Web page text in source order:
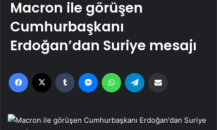
Macron ile görüşen
Cumhurbaşkanı
Erdoğan’dan Suriye mesajı
Facebook Tumblr MessengerWhatsApp